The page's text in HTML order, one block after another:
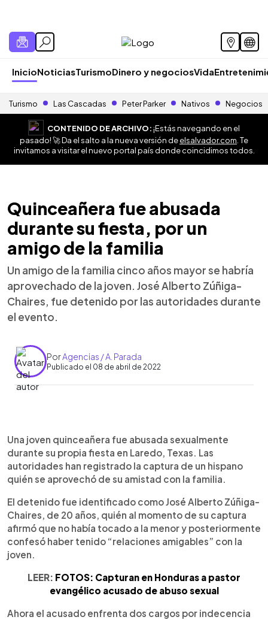
InicioNoticiasTurismoDinero y negociosVida
Turismo Las Cascadas Peter Parker Nativos Negocios
CONTENIDO DE ARCHIVO:¡Estás navegando en el
pasado! 🚀 Da el salto a la nueva versión deelsalvador.com . Te
invitamos a visitar el nuevo portal país donde coincidimos todos.
Quinceañera fue abusada
durante su fiesta, por un
amigo de la familia
Un amigo de la familia cinco años mayor se habría
aprovechado de la joven. José Alberto Zúñiga-
Chaires, fue detenido por las autoridades durante
el evento.
PorAgencias / A. Parada
Publicado el 08 de abril de 2022
Escuchar artículo
Una joven quinceañera fue abusada sexualmente
durante su propia fiesta en Laredo, Texas. Las
autoridades han registrado la captura de un hispano
quién se aprovechó de su amistad con la familia.
El detenido fue identificado como José Alberto Zúñiga-
Chaires, de 20 años, quién al momento de su captura
afirmó que no había tocado a la menor y posteriormente
confesó haber tenido “relaciones amigables” con la
joven.
LEER: FOTOS: Capturan en Honduras a pastor
evangélico acusado de abuso sexual
Ahora el acusado enfrenta dos cargos por indecencia